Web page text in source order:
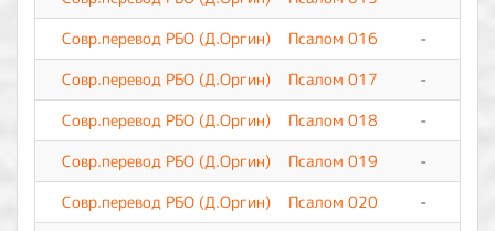
Совр.перевод РБО (Д.Оргин)
Псалом 016 -
Совр.перевод РБО (Д.Оргин)
Псалом 017 -
Совр.перевод РБО (Д.Оргин)
Псалом 018 -
Совр.перевод РБО (Д.Оргин)
Псалом 019 -
Совр.перевод РБО (Д.Оргин)
Псалом 020 -